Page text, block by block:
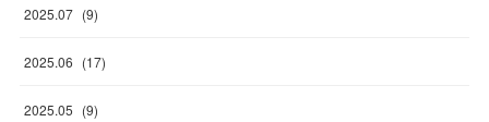
2025.07 (9)
2025.06 (17)
2025.05 (9)